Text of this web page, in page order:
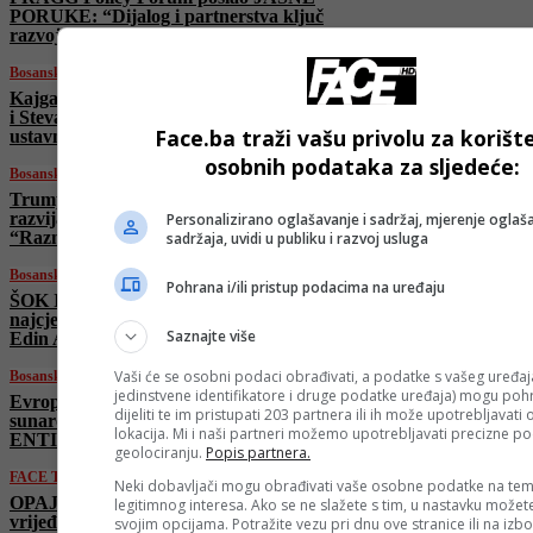
PORUKE: “Dijalog i partnerstva ključ
razvoja Bosne i Hercegovine”
Bosanski vjestnik
Kajganić i Džuvo SPASILI Dodika, Viškovića
i Stevandića od procesuiranja za napad na
ustavni poredak?
Bosanski vjestnik
Trump UVJERAVA: “Iran PRISTAO da ne
razvija nuklearno oružje!” Rubio:
“Razmatramo ublažavanje sankcija!”
Bosanski vjestnik
ŠOK I TUGA: Napustio nas je legendarni,
najcjenjeniji košarkaški komentator, kolega
Edin Avdić!
Bosanski vjestnik
Evropski susjedi „nabacuju lopticu“
sunarodnjacima za priču o TREĆEM
ENTITETU!
FACE TV
OPAJDARO, KUČKO… STRAVIČNO
vrijeđaju žene! Borić: “Svako žensko noge ima
Face.ba traži vašu privolu za
osobnih podataka za sljedeće:
Personalizirano oglašavanje i sadržaj, mjerenje
sadržaja, uvidi u publiku i razvoj usluga
Pohrana i/ili pristup podacima na uređaju
Saznajte više
Vaši će se osobni podaci obrađivati, a podatke s vašeg
jedinstvene identifikatore i druge podatke uređaja) mogu
dijeliti te im pristupati 203 partnera ili ih može upotrebljavati
lokacija. Mi i naši partneri možemo upotrebljavati precizne
geolociranju. Popis partnera.
Neki dobavljači mogu obrađivati vaše osobne podatke na
legitimnog interesa. Ako se ne slažete s tim, u nastavku
svojim opcijama. Potražite vezu pri dnu ove stranice ili na